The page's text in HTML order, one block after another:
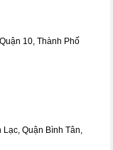
10, Thành Phố
Quận Bình Tân,